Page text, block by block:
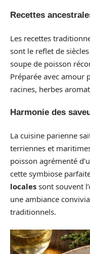
Recettes
Les recettes
sont le reflet de
soupe de poisson
Préparée avec amour
racines, herbes
Harmonie des
La cuisine parienne
terriennes et
poisson agrémenté
cette symbiose
locales sont souvent
une ambiance
traditionnels.